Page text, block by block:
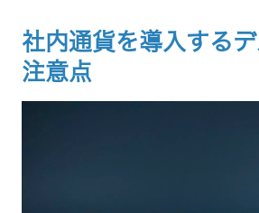
社内通貨を導入するデ
注意点